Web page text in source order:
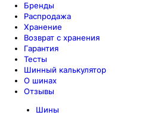
Бренды
Распродажа
Хранение
Возврат с хранения
Гарантия
Тесты
Шинный калькулятор
О шинах
Отзывы
Шины